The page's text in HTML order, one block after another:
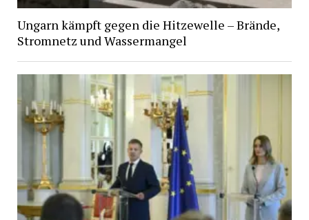
Ungarn kämpft gegen die Hitzewelle – Brände,
Stromnetz und Wassermangel